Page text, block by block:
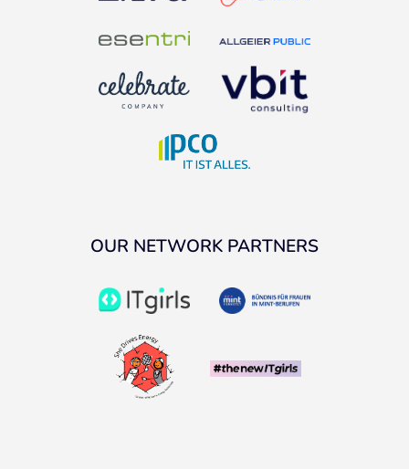
OUR NETWORK PARTNERS